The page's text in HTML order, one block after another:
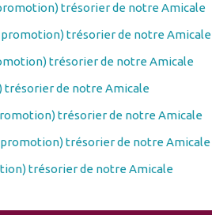
trésorier de notre Amicale
promotion) trésorier de notre Amicale
trésorier de notre Amicale
trésorier de notre Amicale
trésorier de notre Amicale
promotion) trésorier de notre Amicale
trésorier de notre Amicale